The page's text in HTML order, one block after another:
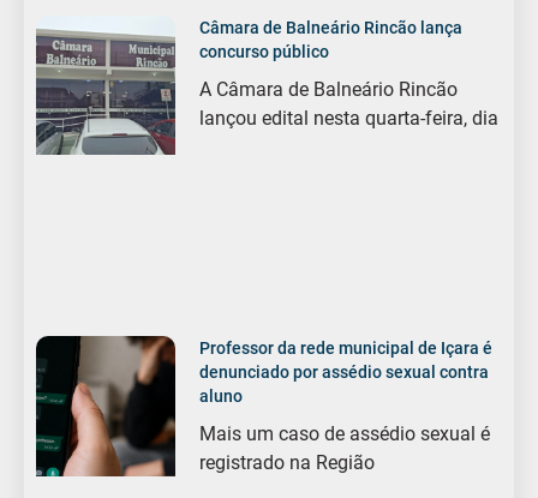
Câmara de Balneário Rincão lança
concurso público
A Câmara de Balneário Rincão
lançou edital nesta quarta-feira, dia
Professor da rede municipal de Içara é
denunciado por assédio sexual contra
aluno
Mais um caso de assédio sexual é
registrado na Região